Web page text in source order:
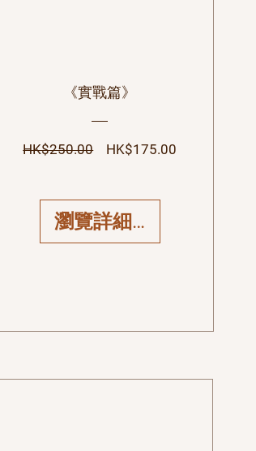
《實戰篇》
HK$250.00 一般價格
HK$175.00
瀏覽詳細資料